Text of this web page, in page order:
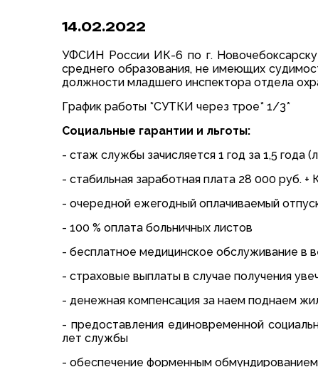
14.02.2022
УФСИН России ИК-6 по г.
среднего образования, не имеющих
должности младшего инспектора отдела
График работы *СУТКИ через трое* 1/3*
Социальные гарантии и льготы:
- стаж службы зачисляется 1 год за 1,5 года
- стабильная заработная плата 28 000 руб.
- очередной ежегодный оплачиваемый
- 100 % оплата больничных листов
- бесплатное медицинское обслуживание в
- страховые выплаты в случае получения
- денежная компенсация за наем поднаем
- предоставления единовременной
лет службы
- обеспечение форменным обмундированием